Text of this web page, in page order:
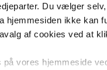
Du vælger
ikke kan
af cookies ved at
vores hjemmeside